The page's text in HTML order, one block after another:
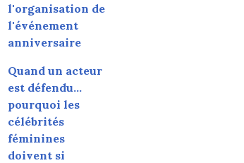
l'organisation de
l'événement
anniversaire
Quand un acteur
est défendu…
pourquoi les
célébrités
féminines
doivent si